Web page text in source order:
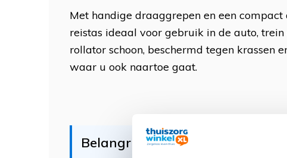
Met handige draaggrepen en een
reistas ideaal voor gebruik in de auto,
rollator schoon, beschermd tegen krassen
waar u ook naartoe gaat.
Belangrijke kenmerken